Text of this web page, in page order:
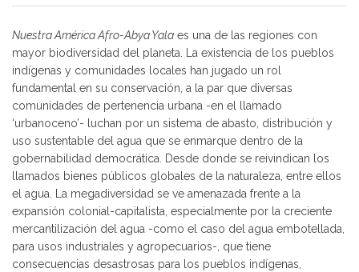
Nuestra América Afro-Abya Yala es una de las regiones con
mayor biodiversidad del planeta. La existencia de los pueblos
indígenas y comunidades locales han jugado un rol
fundamental en su conservación, a la par que diversas
comunidades de pertenencia urbana -en el llamado
‘urbanoceno’- luchan por un sistema de abasto, distribución y
uso sustentable del agua que se enmarque dentro de la
gobernabilidad democrática. Desde donde se reivindican los
llamados bienes públicos globales de la naturaleza, entre ellos
el agua. La megadiversidad se ve amenazada frente a la
expansión colonial-capitalista, especialmente por la creciente
mercantilización del agua -como el caso del agua embotellada,
para usos industriales y agropecuarios-, que tiene
consecuencias desastrosas para los pueblos indígenas,